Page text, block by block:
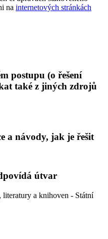
na internetových stránkách
postupu (o řešení
také z jiných zdrojů
a návody, jak je řešit
útvar
a knihoven - Státní